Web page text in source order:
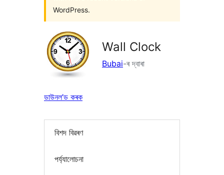
WordPress.
Wall Clock
Bubai-ৰ দ্বাৰা
ডাউনল’ড কৰক
বিশদ বিৱৰণ
পৰ্য্যালোচনা